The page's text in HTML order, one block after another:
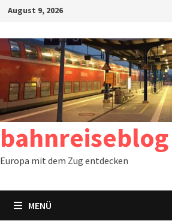
Zum
springen
August 9, 2026
bahnreiseblog
Europa mit dem Zug entdecken
MENÜ